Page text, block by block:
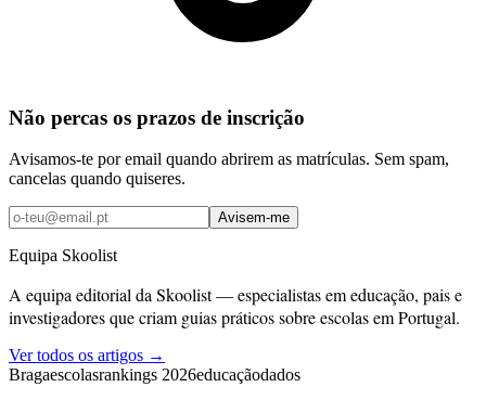
Não percas os prazos de inscrição
Avisamos-te por email quando abrirem as matrículas. Sem spam,
cancelas quando quiseres.
Avisem-me
Equipa Skoolist
A equipa editorial da Skoolist — especialistas em educação, pais e
investigadores que criam guias práticos sobre escolas em Portugal.
Ver todos os artigos →
Bragaescolasrankings 2026educaçãodados